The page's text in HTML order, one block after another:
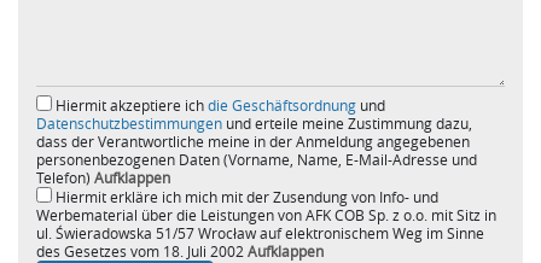
Hiermit akzeptiere ichdie Geschäftsordnung und
Datenschutzbestimmungen und erteile meine Zustimmung dazu,
dass der Verantwortliche meine in der Anmeldung angegebenen
personenbezogenen Daten (Vorname, Name, E-Mail-Adresse und
Telefon) Aufklappen
Hiermit erkläre ich mich mit der Zusendung von Info- und
Werbematerial über die Leistungen von AFK COB Sp. z o.o. mit Sitz in
ul. Świeradowska 51/57 Wrocław auf elektronischem Weg im Sinne
des Gesetzes vom 18. Juli 2002Aufklappen